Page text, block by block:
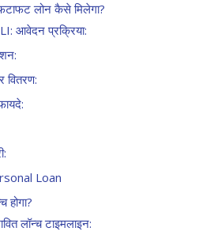
लोन कैसे मिलेगा?
आवेदन प्रक्रिया:
वितरण:
Loan
लॉन्च टाइमलाइन: